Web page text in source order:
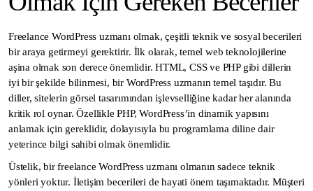
Freelance WordPress uzmanı olmak, çeşitli teknik ve sosyal becerileri
bir araya getirmeyi gerektirir. İlk olarak, temel web teknolojilerine
aşina olmak son derece önemlidir. HTML, CSS ve PHP gibi dillerin
iyi bir şekilde bilinmesi, bir WordPress uzmanın temel taşıdır. Bu
diller, sitelerin görsel tasarımından işlevselliğine kadar her alanında
kritik rol oynar. Özellikle PHP, WordPress’in dinamik yapısını
anlamak için gereklidir, dolayısıyla bu programlama diline dair
yeterince bilgi sahibi olmak önemlidir.
Üstelik, bir freelance WordPress uzmanı olmanın sadece teknik
yönleri yoktur. İletişim becerileri de hayati önem taşımaktadır. Müşteri